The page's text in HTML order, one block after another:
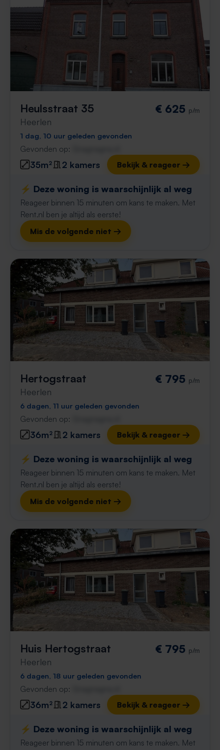
Heulsstraat 35
Heerlen
€ 625 p/m
1 dag, 10 uur geleden gevonden
Gevonden op:
35m² 2 kamers Bekijk & reageer →
⚡️ Deze woning is waarschijnlijk al weg
Reageer binnen 15 minuten om kans te maken. Met
Rent.nl ben je altijd als eerste!
Mis de volgende niet →
Hertogstraat
Heerlen
€ 795 p/m
6 dagen, 11 uur geleden gevonden
Gevonden op:
36m² 2 kamers Bekijk & reageer →
⚡️ Deze woning is waarschijnlijk al weg
Reageer binnen 15 minuten om kans te maken. Met
Rent.nl ben je altijd als eerste!
Mis de volgende niet →
Huis Hertogstraat
Heerlen
€ 795 p/m
6 dagen, 18 uur geleden gevonden
Gevonden op:
36m² 2 kamers Bekijk & reageer →
⚡️ Deze woning is waarschijnlijk al weg
Reageer binnen 15 minuten om kans te maken. Met